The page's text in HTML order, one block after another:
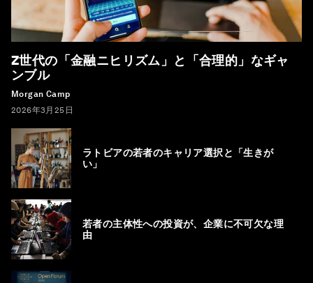
Z世代の「金融ニヒリズム」と「合理的」なギャ
ンブル
Morgan Camp
2026年3月25日
ラトビアの若者のキャリア選択と「生きが
い」
若者の主体性への投資が、企業に不可欠な理
由